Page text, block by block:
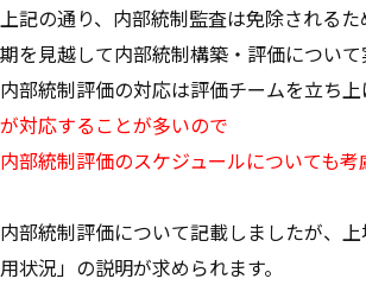
上記の通り、内部統制監査は免除される
期を見越して内部統制構築・評価につい
内部統制評価の対応は評価チームを立ち上
が対応することが多いので
内部統制評価のスケジュールについても考
内部統制評価について記載しましたが、
用状況」の説明が求められます。